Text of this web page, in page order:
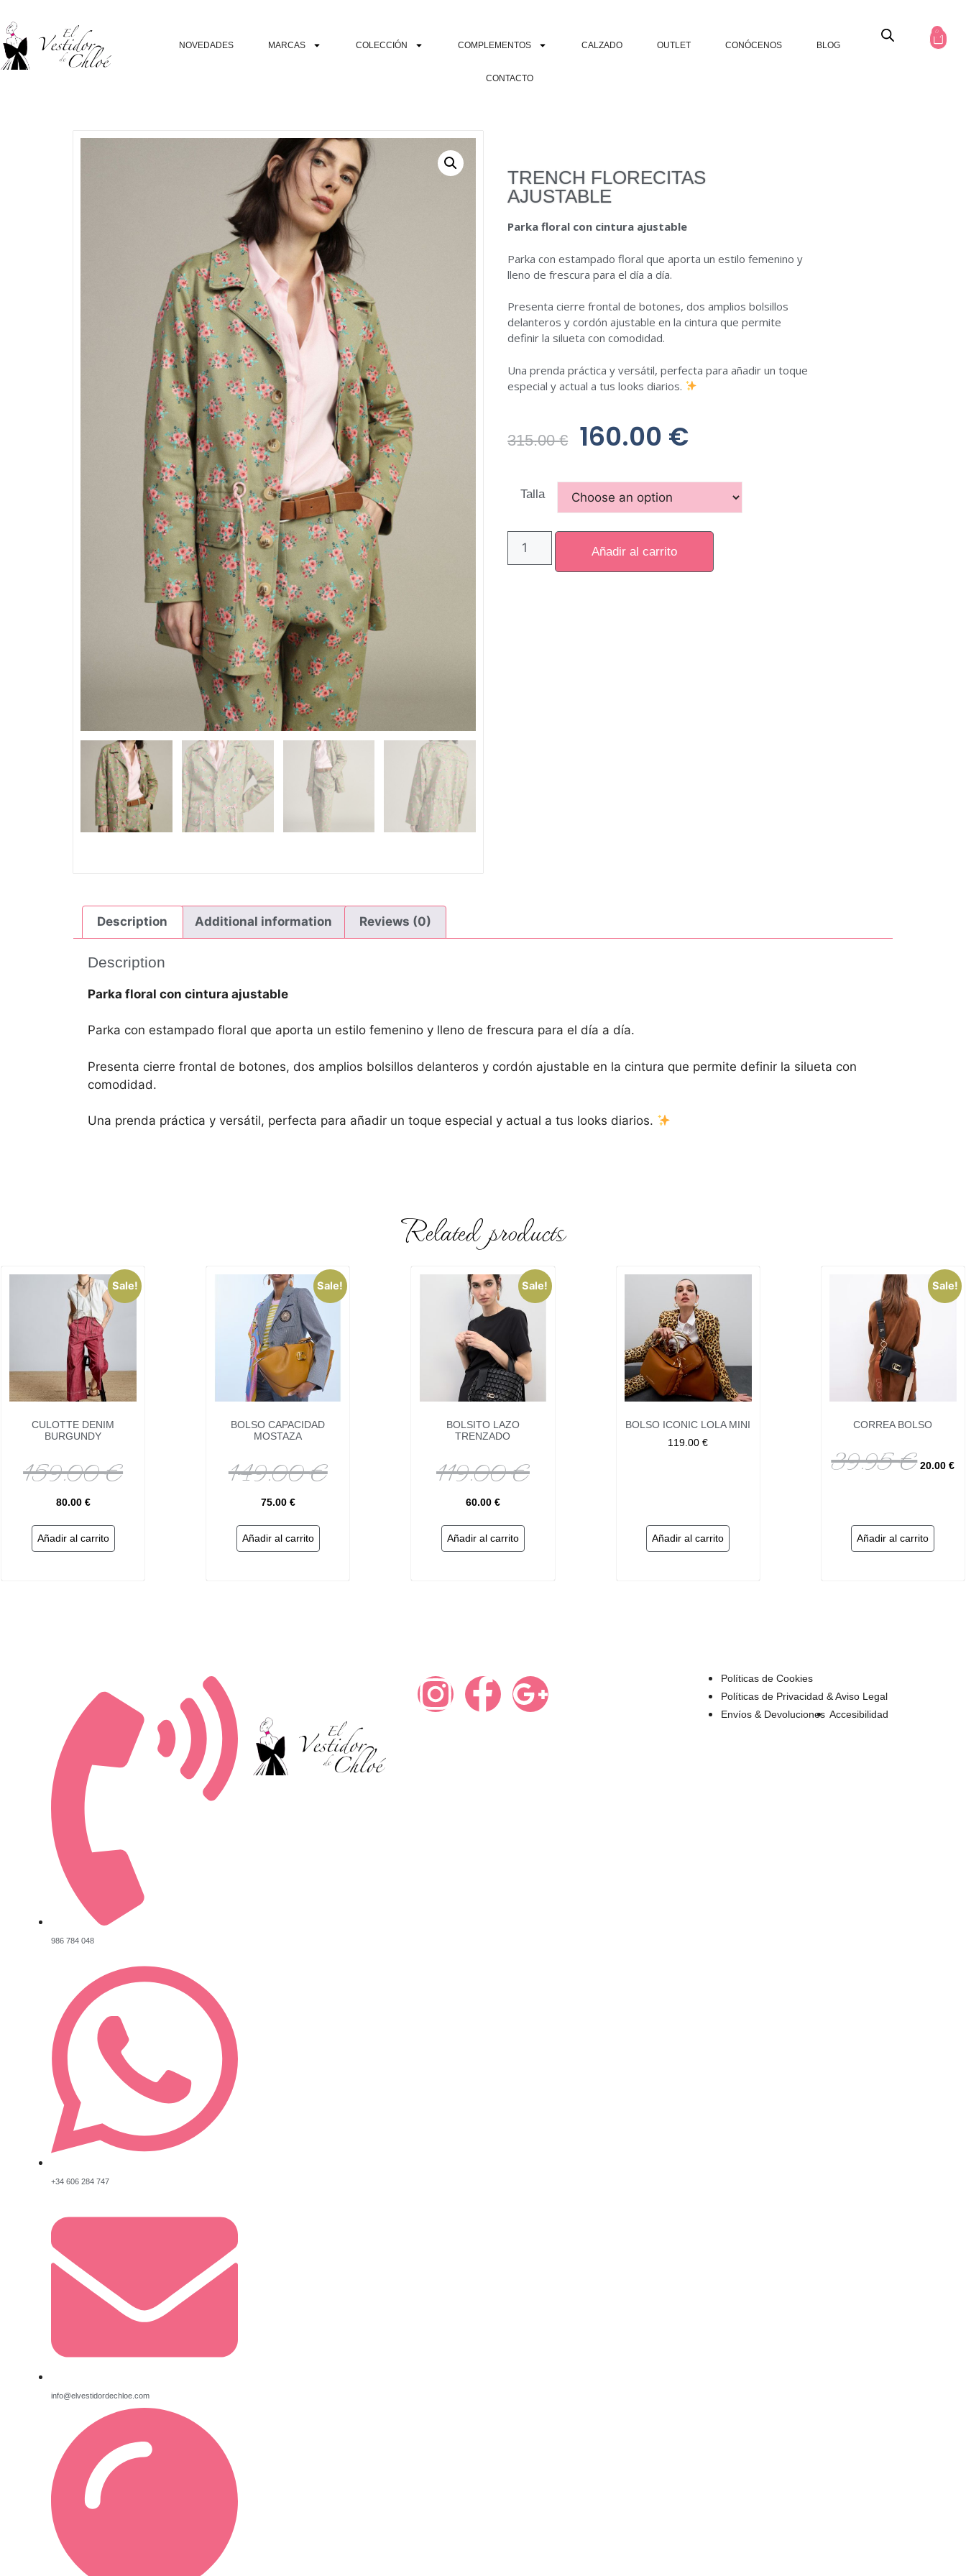
NOVEDADES MARCAS COLECCIÓN COMPLEMENTOS CALZADO OUTLET CONÓCENOS BLOG
CONTACTO
0
TRENCH FLORECITAS
AJUSTABLE
Parka floral con cintura ajustable
Parka con estampado floral que aporta un estilo femenino y
lleno de frescura para el día a día.
Presenta cierre frontal de botones, dos amplios bolsillos
delanteros y cordón ajustable en la cintura que permite
definir la silueta con comodidad.
Una prenda práctica y versátil, perfecta para añadir un toque
especial y actual a tus looks diarios.
315.00€ 160.00 €
Talla
Añadir al carrito
Description Additional information Reviews (0)
Description
Parka floral con cintura ajustable
Parka con estampado floral que aporta un estilo femenino y lleno de frescura para el día a día.
Presenta cierre frontal de botones, dos amplios bolsillos delanteros y cordón ajustable en la cintura que permite definir la silueta con
comodidad.
Una prenda práctica y versátil, perfecta para añadir un toque especial y actual a tus looks diarios.
Related products
Sale!
CULOTTE DENIM
BURGUNDY
159.00€
80.00 €
Añadir al carrito
Sale!
BOLSO CAPACIDAD
MOSTAZA
149.00€
75.00 €
Añadir al carrito
Sale!
BOLSITO LAZO
TRENZADO
119.00€
60.00 €
Añadir al carrito
BOLSO ICONIC LOLA MINI
119.00€
Añadir al carrito
Sale!
CORREA BOLSO
39.95€ 20.00€
Añadir al carrito
986 784 048
+34 606 284 747
info@elvestidordechloe.com
Políticas de Cookies
Políticas de Privacidad & Aviso Legal
Envíos & Devoluciones Accesibilidad